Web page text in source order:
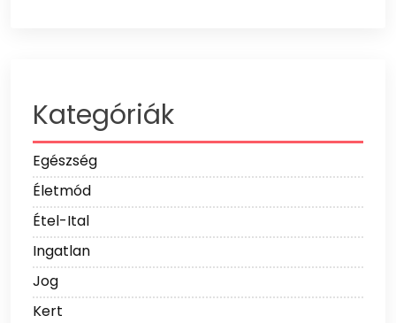
Kategóriák
Egészség
Életmód
Étel-Ital
Ingatlan
Jog
Kert